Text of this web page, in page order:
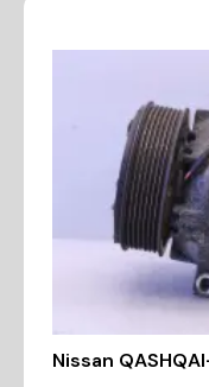
Nissan